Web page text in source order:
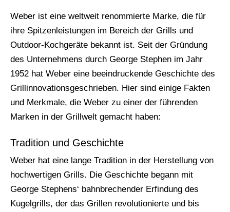
Weber ist eine weltweit renommierte Marke, die für
ihre Spitzenleistungen im Bereich der Grills und
Outdoor-Kochgeräte bekannt ist. Seit der Gründung
des Unternehmens durch George Stephen im Jahr
1952 hat Weber eine beeindruckende Geschichte des
Grillinnovationsgeschrieben. Hier sind einige Fakten
und Merkmale, die Weber zu einer der führenden
Marken in der Grillwelt gemacht haben:
Tradition und Geschichte
Weber hat eine lange Tradition in der Herstellung von
hochwertigen Grills. Die Geschichte begann mit
George Stephens‘ bahnbrechender Erfindung des
Kugelgrills, der das Grillen revolutionierte und bis